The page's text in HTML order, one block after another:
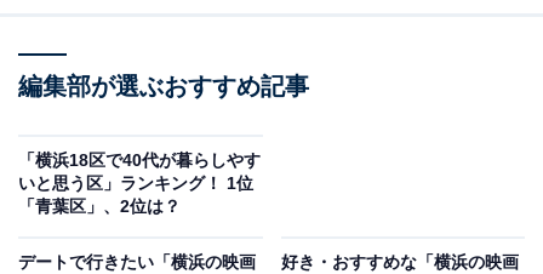
り、施設内で1日中過ごせます。
回答者からは「映画をみたあとも遊べる施設がそろって
いる」（30代女性／埼玉県）、「同じ階にゲームセンタ
ーがあるし、施設内の他店舗も友人と遊ぶに向いている
と思うので」（20代女性／神奈川県）、「映画を見たあ
編集部が選ぶおすすめ記事
「横浜18区で40代が暮らしやす
いと思う区」ランキング！ 1位
「青葉区」、2位は？
デートで行きたい「横浜の映画
好き・おすすめな「横浜の映画